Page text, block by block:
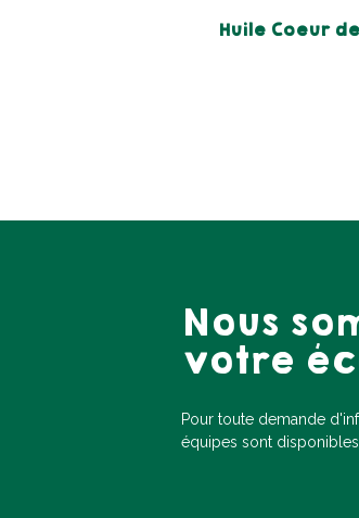
Huile Coeur
Nous
votre
Pour toute demande
équipes sont